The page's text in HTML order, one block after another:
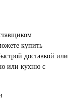
купить
доставкой или
или кухню с